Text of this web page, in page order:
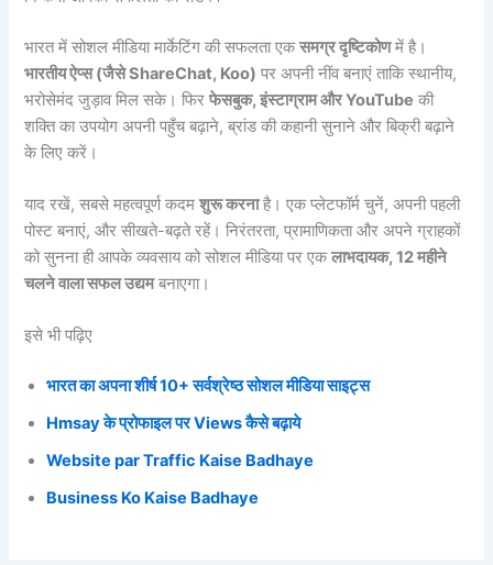
भारत में सोशल मीडिया मार्केटिंग की सफलता एकसमग्र दृष्टिकोणमें है।
भारतीय ऐप्स (जैसे ShareChat, Koo) पर अपनी नींव बनाएं ताकि स्थानीय,
भरोसेमंद जुड़ाव मिल सके। फिरफेसबुक, इंस्टाग्राम और YouTube की
शक्ति का उपयोग अपनी पहुँच बढ़ाने, ब्रांड की कहानी सुनाने और बिक्री बढ़ाने
के लिए करें।
याद रखें, सबसे महत्वपूर्ण कदमशुरू करनाहै। एक प्लेटफॉर्म चुनें, अपनी पहली
पोस्ट बनाएं, और सीखते-बढ़ते रहें। निरंतरता, प्रामाणिकता और अपने ग्राहकों
को सुनना ही आपके व्यवसाय को सोशल मीडिया पर एकलाभदायक, 12 महीने
चलने वाला सफल उद्यमबनाएगा।
इसे भी पढ़िए
भारत का अपना शीर्ष 10+ सर्वश्रेष्ठ सोशल मीडिया साइट्स
Hmsay के प्रोफाइल पर Views कैसे बढ़ाये
Website par Traffic Kaise Badhaye
Business Ko Kaise Badhaye